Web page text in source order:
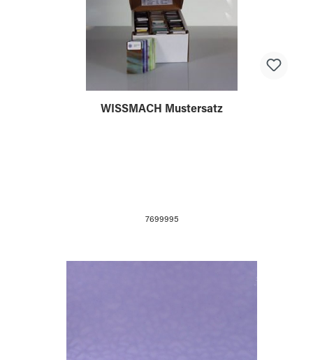
WISSMACH Mustersatz
7699995